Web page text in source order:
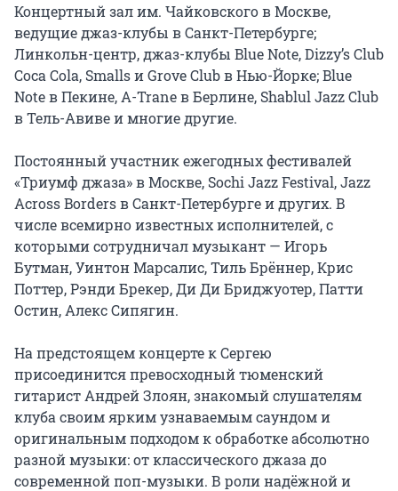
Концертный зал им. Чайковского в Москве,
ведущие джаз-клубы в Санкт-Петербурге;
Линкольн-центр, джаз-клубы Blue Note, Dizzy’s Club
Coca Cola, Smalls и Grove Club в Нью-Йорке; Blue
Note в Пекине, A-Trane в Берлине, Shablul Jazz Club
в Тель-Авиве и многие другие.
Постоянный участник ежегодных фестивалей
«Триумф джаза» в Москве, Sochi Jazz Festival, Jazz
Across Borders в Санкт-Петербурге и других. В
числе всемирно известных исполнителей, с
которыми сотрудничал музыкант — Игорь
Бутман, Уинтон Марсалис, Тиль Брённер, Крис
Поттер, Рэнди Брекер, Ди Ди Бриджуотер, Патти
Остин, Алекс Сипягин.
На предстоящем концерте к Сергею
присоединится превосходный тюменский
гитарист Андрей Злоян, знакомый слушателям
клуба своим ярким узнаваемым саундом и
оригинальным подходом к обработке абсолютно
разной музыки: от классического джаза до
современной поп-музыки. В роли надёжной и